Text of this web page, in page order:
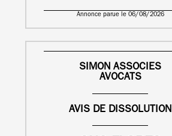
Annonce parue le 06/08/2026
SIMON ASSOCIES
AVOCATS
AVIS DE DISSOLUTION